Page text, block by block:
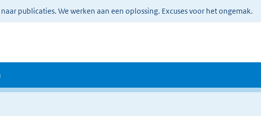
publicaties. We werken aan een oplossing. Excuses voor het ongemak.